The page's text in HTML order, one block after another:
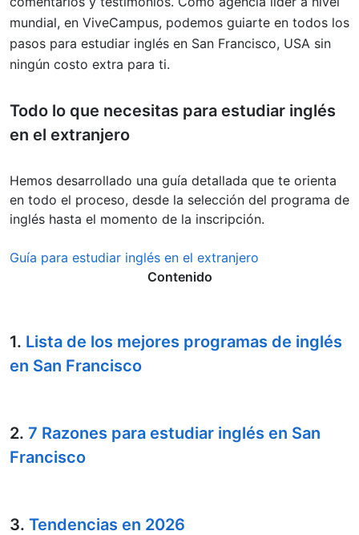
mundial, en ViveCampus, podemos guiarte en todos los
pasos para estudiar inglés en San Francisco, USA sin
ningún costo extra para ti.
Todo lo que necesitas para estudiar inglés
en el extranjero
Hemos desarrollado una guía detallada que te orienta
en todo el proceso, desde la selección del programa de
inglés hasta el momento de la inscripción.
Guía para estudiar inglés en el extranjero
Contenido
1. Lista de los mejores programas de inglés
en San Francisco
2. 7 Razones para estudiar inglés en San
Francisco
3. Tendencias en 2026